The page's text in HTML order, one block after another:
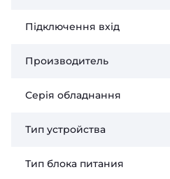
Підключення вхід
Производитель
Серія обладнання
Тип устройства
Тип блока питания